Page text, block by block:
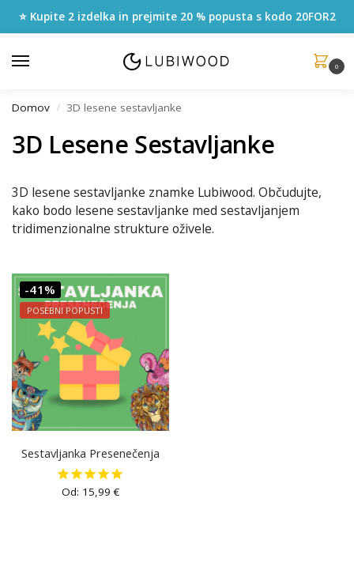
⭐ Kupite 2 izdelka in prejmite 20 % popusta s kodo 20FOR2
0
Domov / 3D lesene sestavljanke
3D Lesene Sestavljanke
3D lesene sestavljanke znamke Lubiwood. Občudujte,
kako bodo lesene sestavljanke med sestavljanjem
tridimenzionalne strukture oživele.
-41%
POSEBNI POPUSTI
Sestavljanka Presenečenja
Od: 15,99€